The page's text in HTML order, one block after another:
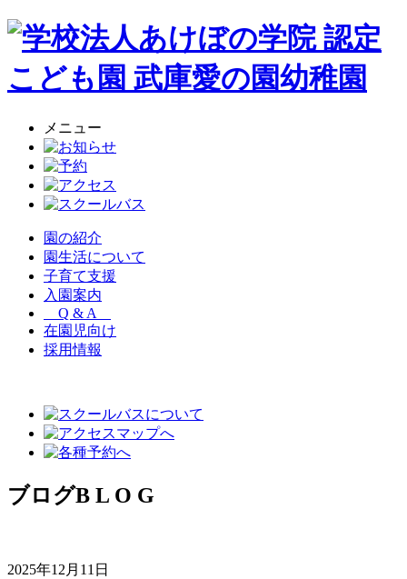
メニュー
園の紹介
園生活について
子育て支援
入園案内
Q & A
在園児向け
採用情報
ブログB L O G
2025年12月11日